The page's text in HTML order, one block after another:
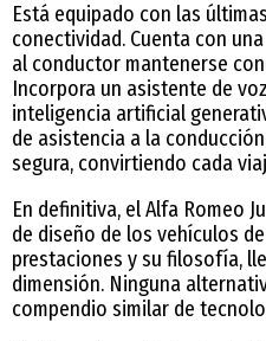
Está equipado con las
conectividad. Cuenta con
al conductor mantenerse
Incorpora un asistente de
inteligencia artificial
de asistencia a la
segura, convirtiendo cada
En definitiva, el Alfa Romeo
de diseño de los vehículos
prestaciones y su filosofía,
dimensión. Ninguna
compendio similar de